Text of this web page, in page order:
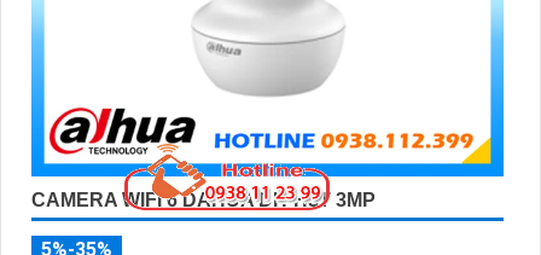
CAMERA WIFI 6 DAHUA DH-H3T 3MP
5%-35%